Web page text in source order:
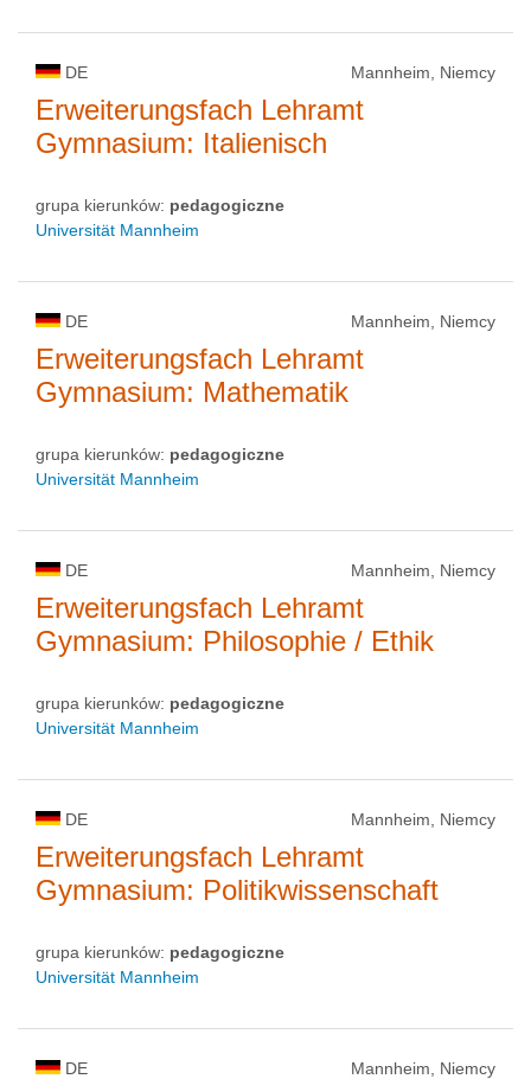
DE Mannheim, Niemcy
Erweiterungsfach Lehramt
Gymnasium: Italienisch
grupa kierunków: pedagogiczne
Universität Mannheim
DE Mannheim, Niemcy
Erweiterungsfach Lehramt
Gymnasium: Mathematik
grupa kierunków: pedagogiczne
Universität Mannheim
DE Mannheim, Niemcy
Erweiterungsfach Lehramt
Gymnasium: Philosophie / Ethik
grupa kierunków: pedagogiczne
Universität Mannheim
DE Mannheim, Niemcy
Erweiterungsfach Lehramt
Gymnasium: Politikwissenschaft
grupa kierunków: pedagogiczne
Universität Mannheim
DE Mannheim, Niemcy